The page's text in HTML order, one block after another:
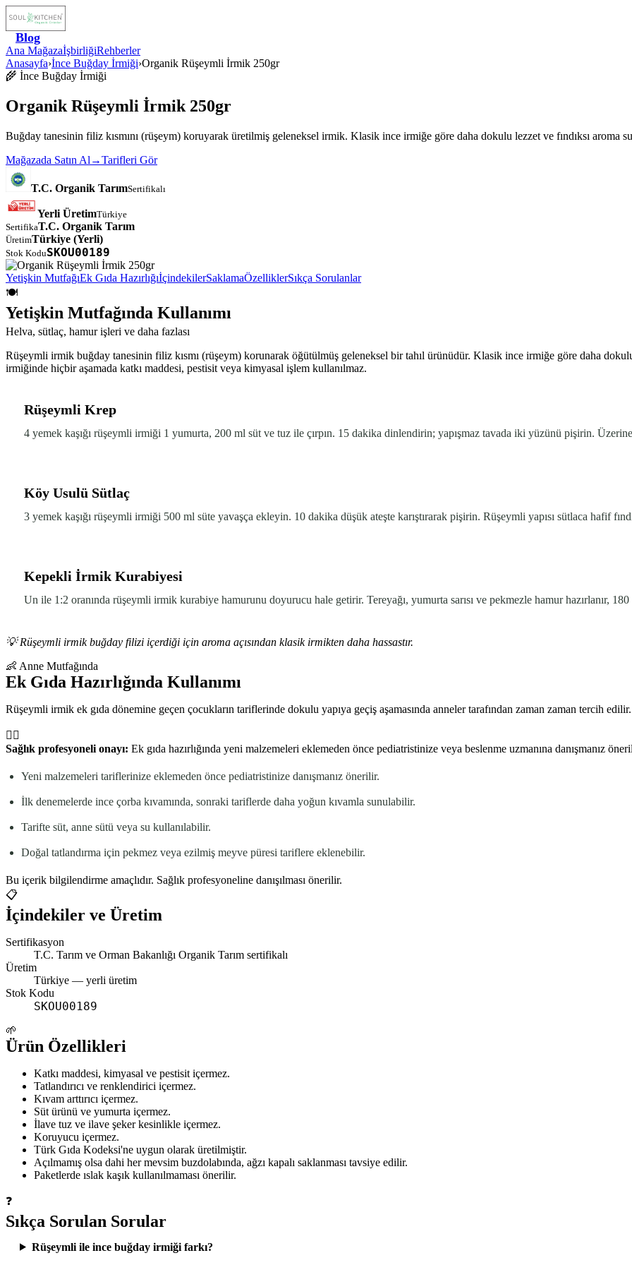
Blog
Ana MağazaİşbirliğiRehberler
Anasayfa›İnce Buğday İrmiği›Organik Rüşeymli İrmik 250gr
🌾 İnce Buğday İrmiği
Organik Rüşeymli İrmik 250gr
Buğday tanesinin filiz kısmını (rüşeym) koruyarak üretilmiş geleneksel irmik. Klasik ince irmiğe göre daha dokulu lezzet ve fındıksı aroma
Mağazada Satın Al →Tarifleri Gör
T.C. Organik TarımSertifikalı
Yerli ÜretimTürkiye
SertifikaT.C. Organik Tarım
ÜretimTürkiye (Yerli)
Stok KoduSKOU00189
Yetişkin MutfağıEk Gıda HazırlığıİçindekilerSaklamaÖzelliklerSıkça Sorulanlar
🍽️
Yetişkin Mutfağında Kullanımı
Helva, sütlaç, hamur işleri ve daha fazlası
Rüşeymli irmik buğday tanesinin filiz kısmı (rüşeym) korunarak öğütülmüş geleneksel bir tahıl ürünüdür. Klasik ince irmiğe göre daha
irmiğinde hiçbir aşamada katkı maddesi, pestisit veya kimyasal işlem kullanılmaz.
Rüşeymli Krep
4 yemek kaşığı rüşeymli irmiği 1 yumurta, 200 ml süt ve tuz ile çırpın. 15 dakika dinlendirin; yapışmaz tavada iki yüzünü pişirin.
Köy Usulü Sütlaç
3 yemek kaşığı rüşeymli irmiği 500 ml süte yavaşça ekleyin. 10 dakika düşük ateşte karıştırarak pişirin. Rüşeymli yapısı sütlaca hafif
Kepekli İrmik Kurabiyesi
Un ile 1:2 oranında rüşeymli irmik kurabiye hamurunu doyurucu hale getirir. Tereyağı, yumurta sarısı ve pekmezle hamur hazırlanır,
💡Rüşeymli irmik buğday filizi içerdiği için aroma açısından klasik irmikten daha hassastır.
👶 Anne Mutfağında
Ek Gıda Hazırlığında Kullanımı
Rüşeymli irmik ek gıda dönemine geçen çocukların tariflerinde dokulu yapıya geçiş aşamasında anneler tarafından zaman zaman tercih edilir.
👩‍⚕️
Sağlık profesyoneli onayı: Ek gıda hazırlığında yeni malzemeleri eklemeden önce pediatristinize veya beslenme uzmanına danışmanız
Yeni malzemeleri tariflerinize eklemeden önce pediatristinize danışmanız önerilir.
İlk denemelerde ince çorba kıvamında, sonraki tariflerde daha yoğun kıvamla sunulabilir.
Tarifte süt, anne sütü veya su kullanılabilir.
Doğal tatlandırma için pekmez veya ezilmiş meyve püresi tariflere eklenebilir.
Bu içerik bilgilendirme amaçlıdır. Sağlık profesyoneline danışılması önerilir.
📋
İçindekiler ve Üretim
Sertifikasyon
T.C. Tarım ve Orman Bakanlığı Organik Tarım sertifikalı
Üretim
Türkiye — yerli üretim
Stok Kodu
SKOU00189
🌱
Ürün Özellikleri
Katkı maddesi, kimyasal ve pestisit içermez.
Tatlandırıcı ve renklendirici içermez.
Kıvam arttırıcı içermez.
Süt ürünü ve yumurta içermez.
İlave tuz ve ilave şeker kesinlikle içermez.
Koruyucu içermez.
Türk Gıda Kodeksi'ne uygun olarak üretilmiştir.
Açılmamış olsa dahi her mevsim buzdolabında, ağzı kapalı saklanması tavsiye edilir.
Paketlerde ıslak kaşık kullanılmaması önerilir.
❓
Sıkça Sorulan Sorular
Rüşeymli ile ince buğday irmiği farkı?